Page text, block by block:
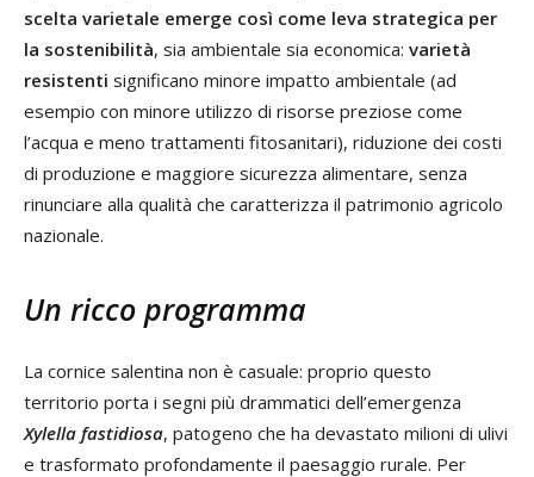
scelta varietale emerge così come leva strategica per
la sostenibilità, sia ambientale sia economica: varietà
resistenti significano minore impatto ambientale (ad
esempio con minore utilizzo di risorse preziose come
l’acqua e meno trattamenti fitosanitari), riduzione dei costi
di produzione e maggiore sicurezza alimentare, senza
rinunciare alla qualità che caratterizza il patrimonio agricolo
nazionale.
Un ricco programma
La cornice salentina non è casuale: proprio questo
territorio porta i segni più drammatici dell’emergenza
Xylella fastidiosa, patogeno che ha devastato milioni di ulivi
e trasformato profondamente il paesaggio rurale. Per